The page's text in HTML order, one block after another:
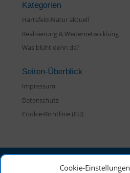
Cookie-Einstellungen
Kategorien
Härtsfeld-Natur aktuell
Realisierung & Weiternetwicklung
Was blüht denn da?
Seiten-Überblick
Impressum
Datenschutz
Cookie-Richtlinie (EU)